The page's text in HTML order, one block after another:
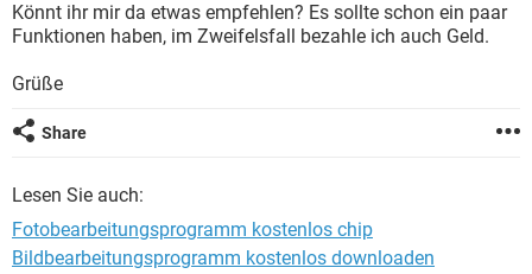
Könnt ihr mir da etwas empfehlen? Es sollte schon ein paar
Funktionen haben, im Zweifelsfall bezahle ich auch Geld.
Grüße
Share
Lesen Sie auch:
Fotobearbeitungsprogramm kostenlos chip
Bildbearbeitungsprogramm kostenlos downloaden